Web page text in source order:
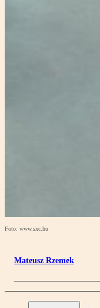
Foto: www.sxc.hu
Mateusz Rzemek